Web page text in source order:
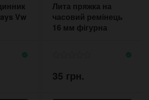
Vw
Лита пряжка на
часовий ремінець
16 мм фігурна
35 грн.